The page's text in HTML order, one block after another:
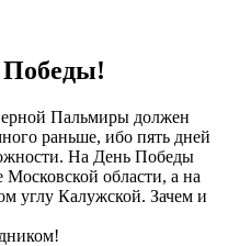
Пальмиры должен
раньше, ибо пять дней
На День Победы
Московской области, а на
углу Калужской. Зачем и